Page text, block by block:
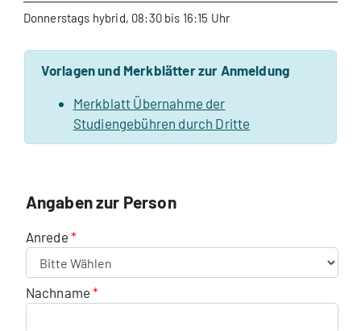
Donnerstags hybrid, 08:30 bis 16:15 Uhr
Vorlagen und Merkblätter zur Anmeldung
Merkblatt Übernahme der
Studiengebühren durch Dritte
Angaben zur Person
Anrede
Nachname